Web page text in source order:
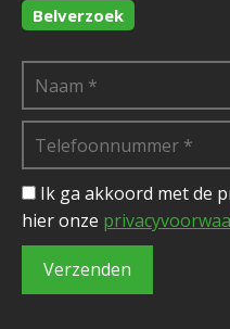
Belverzoek
Ik ga akkoord met de
hier onze